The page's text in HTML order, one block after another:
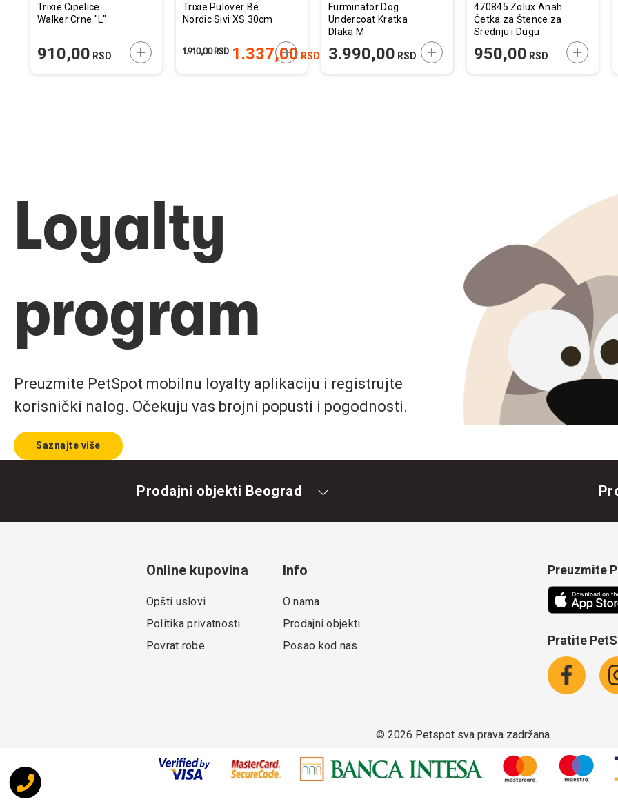
U KORPU
Trixie Cipelice
Walker Crne "L"
910,00 RSD DODAJTE U KORPU
Trixie Pulover Be
Nordic Sivi XS 30cm
1.337,00 RSD
1.910,00RSD DODAJTE U KORPU
Furminator Dog
Undercoat Kratka
Dlaka M
3.990,00 RSD DODAJTE U KORPU
470845 Zolux Anah
Četka za Štence za
Srednju i Dugu
6,4x4x16,5cm
950,00 RSD
Loyalty
program
Preuzmite PetSpot mobilnu loyalty aplikaciju i registrujte
korisnički nalog. Očekuju vas brojni popusti i pogodnosti.
Saznajte više
Prodajni objekti Beograd
Online kupovina
Opšti uslovi
Politika privatnosti
Povrat robe
Info
O nama
Prodajni objekti
Posao kod nas
Preuzmite
Pratite
© 2026 Petspot sva prava zadržana.